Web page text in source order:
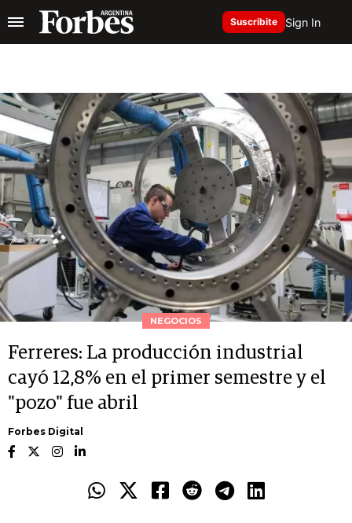
Suscribite Sign In
NEGOCIOS
Ferreres: La producción industrial
cayó 12,8% en el primer semestre y el
"pozo" fue abril
Forbes Digital